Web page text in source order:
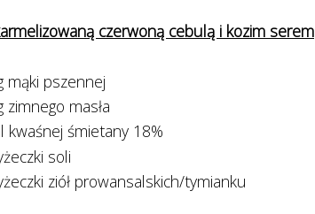
czerwoną cebulą i kozim serem
mąki pszennej
zimnego masła
kwaśnej śmietany 18%
soli
ziół prowansalskich/tymianku